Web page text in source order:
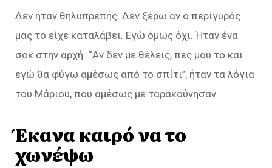
Δεν ήταν θηλυπρεπής. Δεν ξέρω αν ο περίγυρός
μας το είχε καταλάβει. Εγώ όμως όχι. Ήταν ένα
σοκ στην αρχή. ‘‘Αν δεν με θέλεις, πες μου το και
εγώ θα φύγω αμέσως από το σπίτι’’, ήταν τα λόγια
του Μάριου, που αμέσως με ταρακούνησαν.
Έκανα καιρό να το
χωνέψω